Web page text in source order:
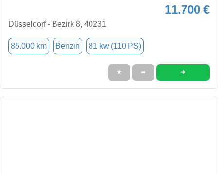
11.700 €
Düsseldorf - Bezirk 8, 40231
85.000 km Benzin 81 kw (110 PS)
★ ➦ ➜